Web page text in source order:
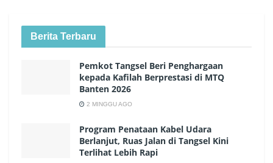
Berita Terbaru
Pemkot Tangsel Beri Penghargaan
kepada Kafilah Berprestasi di MTQ
Banten 2026
2 MINGGU AGO
Program Penataan Kabel Udara
Berlanjut, Ruas Jalan di Tangsel Kini
Terlihat Lebih Rapi